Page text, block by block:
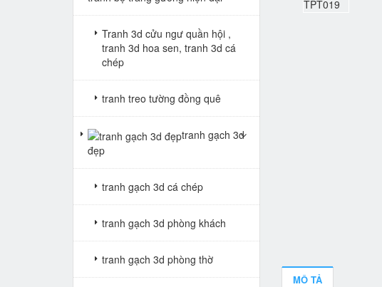
MÔ TẢ
Tranh 3d cửu ngư quần hội ,
tranh 3d hoa sen, tranh 3d cá
chép
tranh treo tường đồng quê
tranh gạch 3d
đẹp
tranh gạch 3d cá chép
tranh gạch 3d phòng khách
tranh gạch 3d phòng thờ